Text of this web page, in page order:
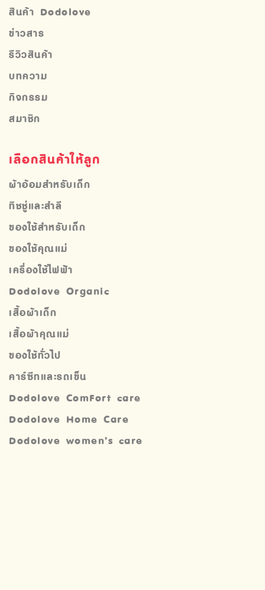
สินค้า Dodolove
ข่าวสาร
รีวิวสินค้า
บทความ
กิจกรรม
สมาชิก
เลือกสินค้าให้ลูก
ผ้าอ้อมสำหรับเด็ก
ทิชชู่และสำลี
ของใช้สำหรับเด็ก
ของใช้คุณแม่
เครื่องใช้ไฟฟ้า
Dodolove Organic
เสื้อผ้าเด็ก
เสื้อผ้าคุณแม่
ของใช้ทั่วไป
คาร์ซีทและรถเข็น
Dodolove ComFort care
Dodolove Home Care
Dodolove women’s care